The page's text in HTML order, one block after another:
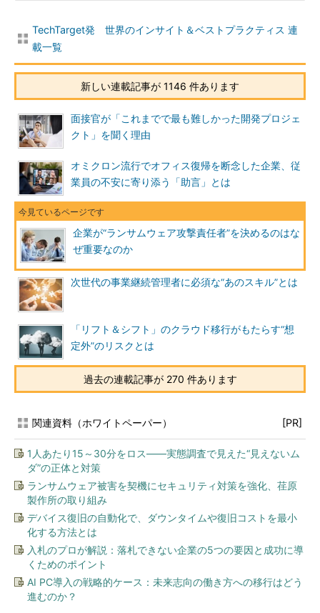
TechTarget発 世界のインサイト＆ベストプラクティス 連
載一覧
新しい連載記事が 1146 件あります
面接官が「これまでで最も難しかった開発プロジェ
クト」を聞く理由
オミクロン流行でオフィス復帰を断念した企業、従
業員の不安に寄り添う「助言」とは
企業が“ランサムウェア攻撃責任者”を決めるのはな
ぜ重要なのか
次世代の事業継続管理者に必須な“あのスキル”とは
「リフト＆シフト」のクラウド移行がもたらす“想
定外”のリスクとは
過去の連載記事が 270 件あります
関連資料（ホワイトペーパー） [PR]
1人あたり15～30分をロス――実態調査で見えた“見えないム
ダ”の正体と対策
ランサムウェア被害を契機にセキュリティ対策を強化、荏原
製作所の取り組み
デバイス復旧の自動化で、ダウンタイムや復旧コストを最小
化する方法とは
入札のプロが解説：落札できない企業の5つの要因と成功に導
くためのポイント
AI PC導入の戦略的ケース：未来志向の働き方への移行はどう
進むのか？